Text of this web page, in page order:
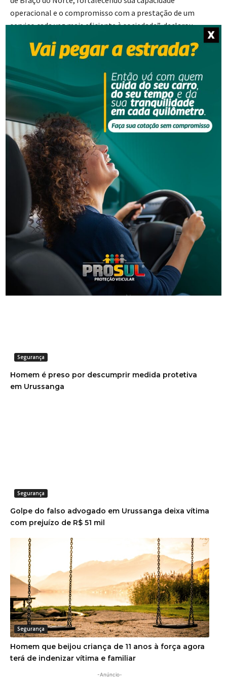
operacional e o compromisso com a prestação de um
serviço cada vez mais eficiente à sociedade”, declarou.
Fonte: Coordenadoria de Comunicação Social do MPSC
- Anúncio -
NOTÍCIAS RELACIONADAS
Segurança
Homem é preso por descumprir medida protetiva
em Urussanga
Segurança
Golpe do falso advogado em Urussanga deixa vítima
com prejuízo de R$ 51 mil
Segurança
Homem que beijou criança de 11 anos à força agora
terá de indenizar vítima e familiar
-Anúncio-
X